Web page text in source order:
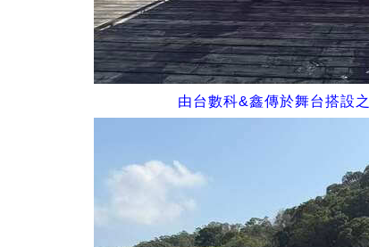
由台數科&鑫傳於舞台搭設之